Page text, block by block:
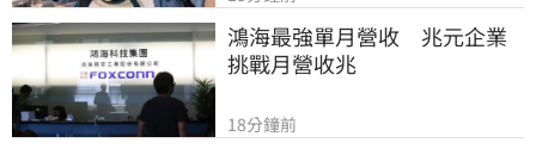
鴻海最強單月營收　兆元企業
挑戰月營收兆
18分鐘前